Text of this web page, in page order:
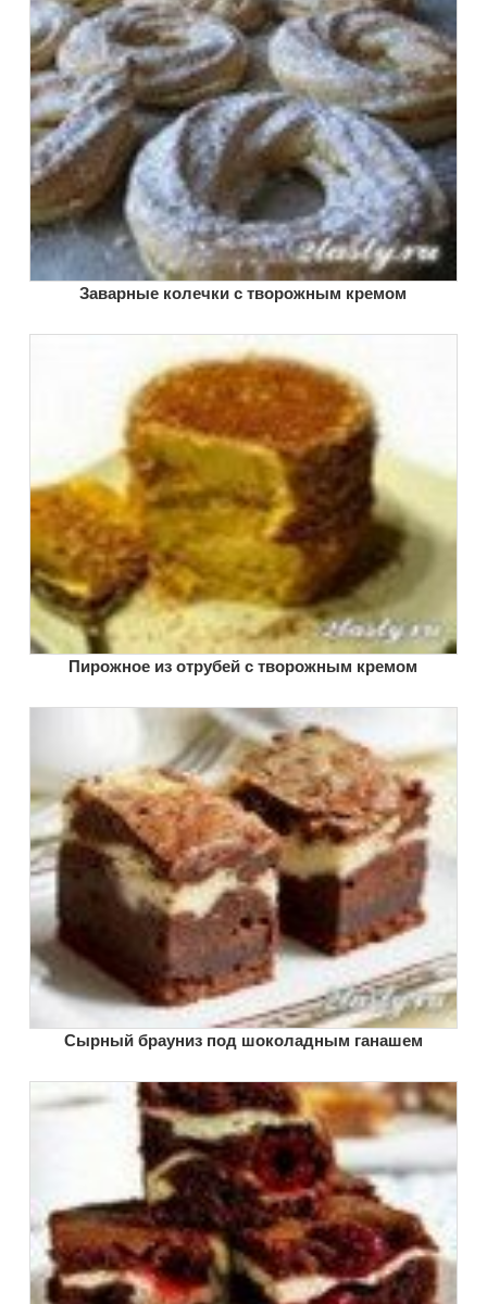
Заварные колечки с творожным кремом
Пирожное из отрубей с творожным кремом
Сырный брауниз под шоколадным ганашем